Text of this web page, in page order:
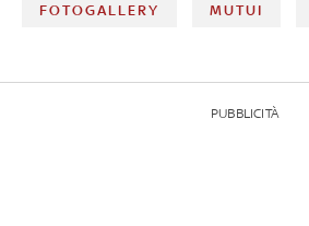
FOTOGALLERY MUTUI
PUBBLICITÀ